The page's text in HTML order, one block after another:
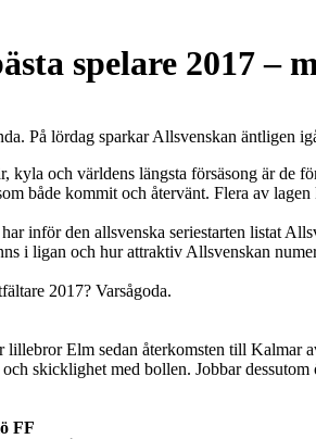
spelare 2017 –
På lördag sparkar Allsvenskan äntligen
kyla och världens längsta försäsong är de
både kommit och återvänt. Flera av
inför den allsvenska seriestarten listat
i ligan och hur attraktiv Allsvenskan
2017? Varsågoda.
Elm sedan återkomsten till Kalmar
skicklighet med bollen. Jobbar
FF